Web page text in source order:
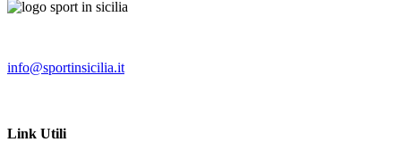
info@sportinsicilia.it
Link Utili